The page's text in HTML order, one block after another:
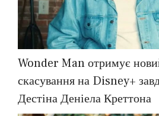
Wonder Man отримує
скасування на Disney+
Дестіна Деніела Креттона